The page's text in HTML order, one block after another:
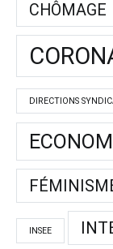
CHÔMAGE
DIRECTIONS
INSEE